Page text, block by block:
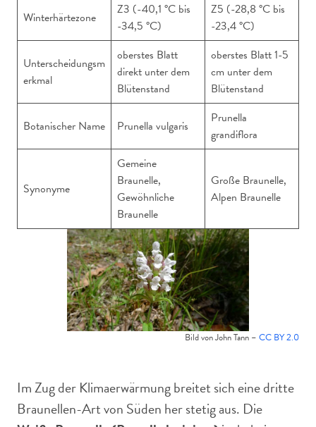
Winterhärtezone
Z3 (-40,1 °C bis
-34,5 °C)
Z5 (-28,8 °C bis
-23,4 °C)
Unterscheidungsm
erkmal
oberstes Blatt
direkt unter dem
Blütenstand
oberstes Blatt 1-5
cm unter dem
Blütenstand
Botanischer Name Prunella vulgaris
Prunella
grandiflora
Synonyme
Gemeine
Braunelle,
Gewöhnliche
Braunelle
Große Braunelle,
Alpen Braunelle
Bild von John Tann – CC BY 2.0
Im Zug der Klimaerwärmung breitet sich eine dritte
Braunellen-Art von Süden her stetig aus. Die